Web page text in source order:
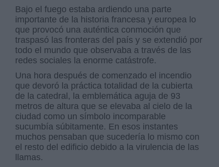
Bajo el fuego estaba ardiendo una parte
importante de la historia francesa y europea lo
que provocó una auténtica conmoción que
traspasó las fronteras del país y se extendió por
todo el mundo que observaba a través de las
redes sociales la enorme catástrofe.
Una hora después de comenzado el incendio
que devoró la práctica totalidad de la cubierta
de la catedral, la emblemática aguja de 93
metros de altura que se elevaba al cielo de la
ciudad como un símbolo incomparable
sucumbía súbitamente. En esos instantes
muchos pensaban que sucedería lo mismo con
el resto del edificio debido a la virulencia de las
llamas.